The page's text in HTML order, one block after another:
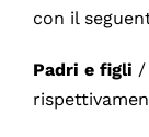
con il
Padri e figli /